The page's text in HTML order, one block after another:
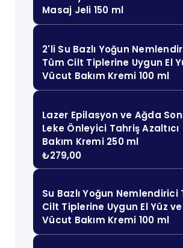
Masaj Jeli 150 ml
2'li Su Bazlı Yoğun
Tüm Cilt Tiplerine Uygun El
Vücut Bakım Kremi 100 ml
Lazer Epilasyon ve Ağda
Leke Önleyici Tahriş Azaltıcı
Bakım Kremi 250 ml
₺279,00
Su Bazlı Yoğun Nemlendirici
Cilt Tiplerine Uygun El Yüz ve
Vücut Bakım Kremi 100 ml